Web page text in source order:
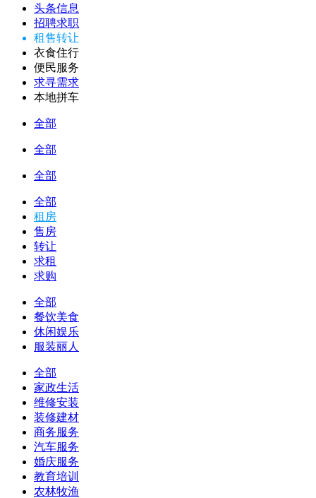
头条信息
招聘求职
租售转让
衣食住行
便民服务
求寻需求
本地拼车
全部
全部
全部
全部
租房
售房
转让
求租
求购
全部
餐饮美食
休闲娱乐
服装丽人
全部
家政生活
维修安装
装修建材
商务服务
汽车服务
婚庆服务
教育培训
农林牧渔